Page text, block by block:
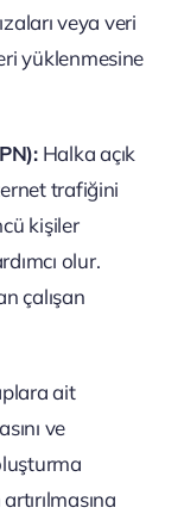
veya veri
yüklenmesine
Halka açık
trafiğini
kişiler
olur.
çalışan
ait
ve